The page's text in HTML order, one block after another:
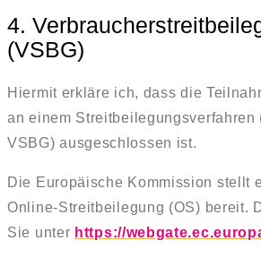
4.
(VSBG)
Hiermit erkläre ich, dass die
an einem Streitbeilegungsverfahren
VSBG) ausgeschlossen ist.
Die Europäische Kommission stellt
Online-Streitbeilegung (OS) bereit.
Sie unter https://